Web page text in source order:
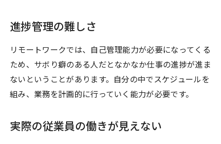
進捗管理の難しさ
リモートワークでは、自己管理能力が必要になってくる
ため、サボり癖のある人だとなかなか仕事の進捗が進ま
ないということがあります。自分の中でスケジュールを
組み、業務を計画的に行っていく能力が必要です。
実際の従業員の働きが見えない